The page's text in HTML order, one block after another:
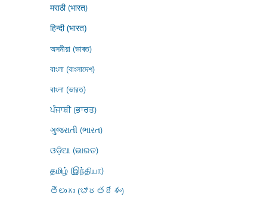
मराठी (भारत)
हिन्दी (भारत)
অসমীয়া (ভাৰত)
বাংলা (বাংলাদেশ)
বাংলা (ভারত)
ਪੰਜਾਬੀ (ਭਾਰਤ)
ગુજરાતી (ભારત)
ଓଡ଼ିଆ (ଭାରତ)
தமிழ் (இந்தியா)
తెలుగు (భారతదేశం)